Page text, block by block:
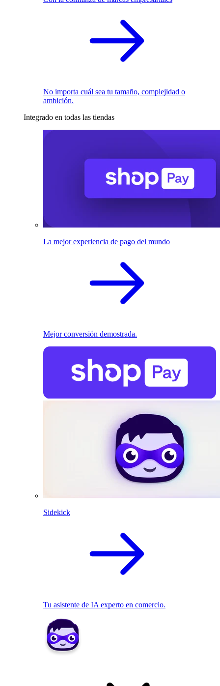
No importa cuál sea tu tamaño, complejidad o
ambición.
Integrado en todas las tiendas
La mejor experiencia de pago del mundo
Mejor conversión demostrada.
Sidekick
Tu asistente de IA experto en comercio.